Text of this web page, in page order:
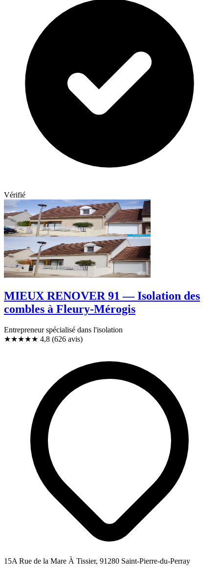
Vérifié
MIEUX RENOVER 91 — Isolation des
combles à Fleury-Mérogis
Entrepreneur spécialisé dans l'isolation
★★★★★ 4,8 (626 avis)
15A Rue de la Mare À Tissier, 91280 Saint-Pierre-du-Perray